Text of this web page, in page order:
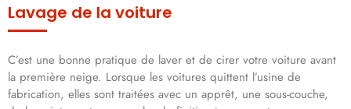
Lavage de la voiture
C’est une bonne pratique de laver et de cirer votre voiture avant
la première neige. Lorsque les voitures quittent l’usine de
fabrication, elles sont traitées avec un apprêt, une sous-couche,